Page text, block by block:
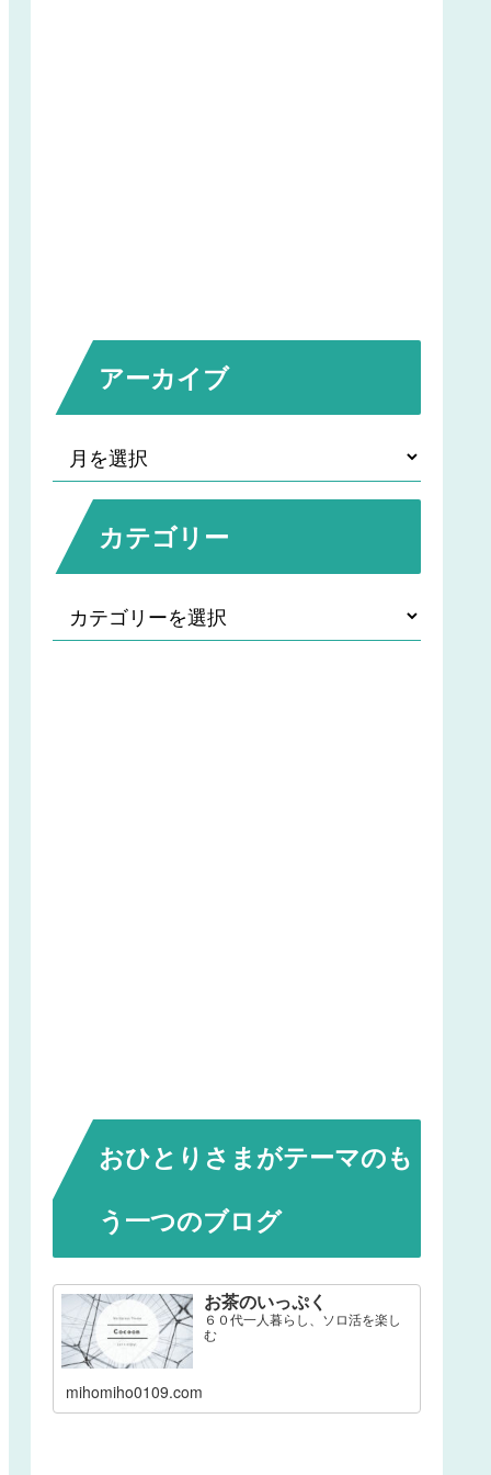
アーカイブ
カテゴリー
おひとりさまがテーマのも
う一つのブログ
お茶のいっぷく
６０代一人暮らし、ソロ活を楽し
む
mihomiho0109.com